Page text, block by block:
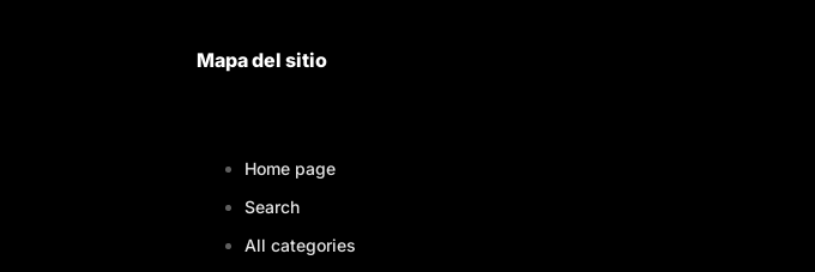
Mapa del sitio
Home page
Search
All categories